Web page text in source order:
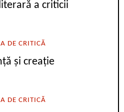
a criticii
DE CRITICĂ
și creație
DE CRITICĂ